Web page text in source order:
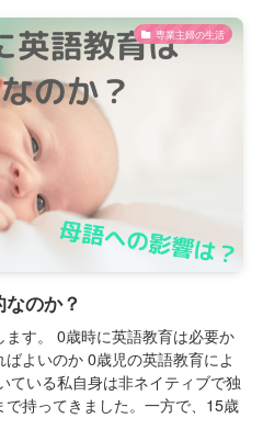
専業主婦の生活
のか？
す。 0歳時に英語教育は必要か
よいのか 0歳児の英語教育によ
ている私自身は非ネイティブで独
持ってきました。一方で、15歳